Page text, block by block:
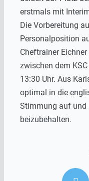
erstmals mit
Die Vorbereitung
Personalposition
Cheftrainer
zwischen dem
13:30 Uhr. Aus
optimal in die
Stimmung auf und
beizubehalten.